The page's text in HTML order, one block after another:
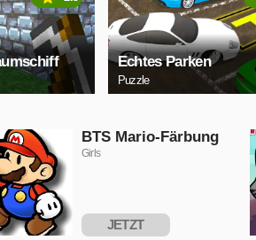
Echtes Parken
Puzzle
BTS Mario-Färbung
Girls
JETZT